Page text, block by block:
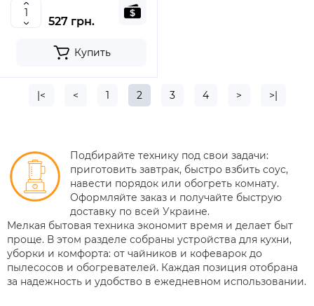
527 грн.
Купить
|< < 1 2 3 4 > >|
Подбирайте технику под свои задачи:
приготовить завтрак, быстро взбить соус,
навести порядок или обогреть комнату.
Оформляйте заказ и получайте быструю
доставку по всей Украине.
Мелкая бытовая техника экономит время и делает быт
проще. В этом разделе собраны устройства для кухни,
уборки и комфорта: от чайников и кофеварок до
пылесосов и обогревателей. Каждая позиция отобрана
за надежность и удобство в ежедневном использовании.